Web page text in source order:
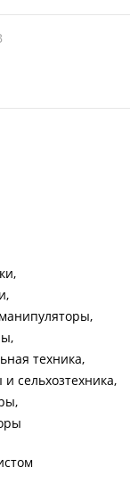
техника
сельхозтехника